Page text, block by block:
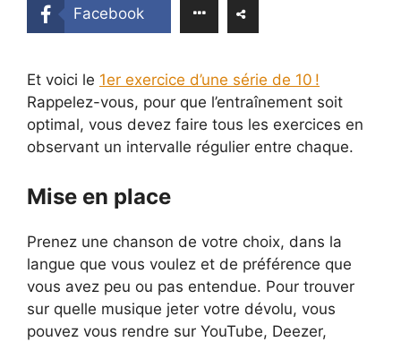
Facebook
Et voici le 1er exercice d’une série de 10 !
Rappelez-vous, pour que l’entraînement soit
optimal, vous devez faire tous les exercices en
observant un intervalle régulier entre chaque.
Mise en place
Prenez une chanson de votre choix, dans la
langue que vous voulez et de préférence que
vous avez peu ou pas entendue. Pour trouver
sur quelle musique jeter votre dévolu, vous
pouvez vous rendre sur YouTube, Deezer,